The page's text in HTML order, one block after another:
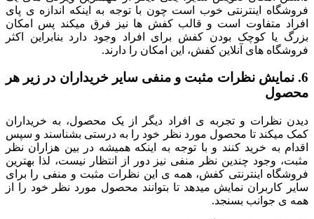
فروشگاه اینترنتی خوب است چون با توجه به اینکه اندازه ی پای
افراد متفاوت است و قالب کفش ها نیز فرق میکند پس امکان
بزرگ یا کوچک بودن کفش برای افراد وجود دارد بنابراین اکثر
فروشگاه های آنلاین کفش، این امکان را دارند.
6. نمایش نظرات مثبت و منفی سایر خریداران در زیر هر
محصول
دیدن نظرات و تجربه ی افراد دیگر از یک محصول، به خریداران
کمک میکند تا محصول مورد نظر خود را به درستی بشناسند و سپس
اقدام به خرید کنند و با توجه به اینکه همیشه در بین هزاران نظر
مثبت، وجود چندین نظر منفی نیز دور از انتظار نیست، لذا بهترین
فروشگاه اینترنتی کفش، همه ی این نظرات مثبت و منفی را برای
سایر کاربران نمایش میدهد تا بتوانند محصول مورد نظر خود را از
همه ی جوانب بسنجد.